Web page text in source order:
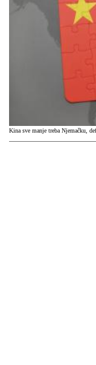
Kina sve manje treba Njemačku,